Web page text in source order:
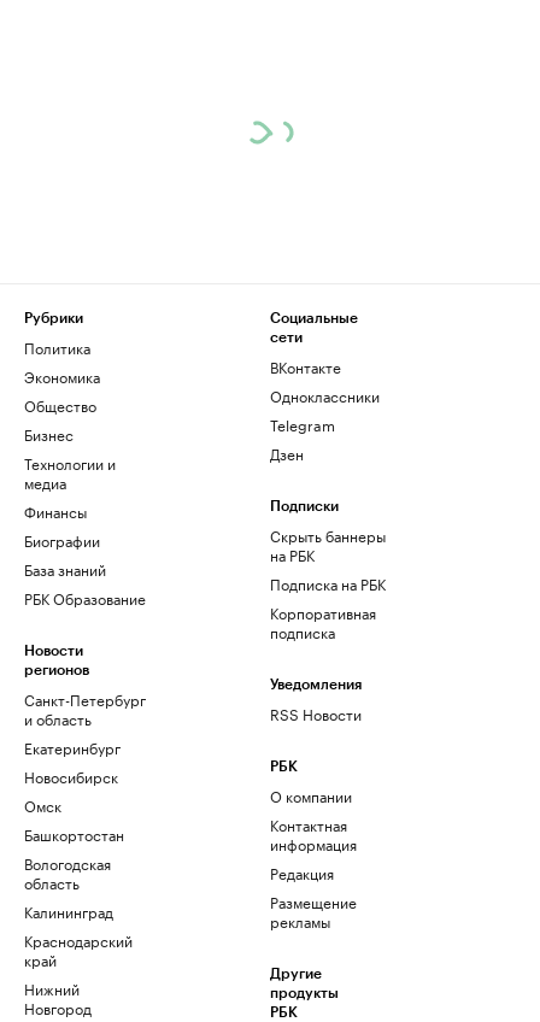
Рубрики
Политика
Экономика
Общество
Бизнес
Технологии и
медиа
Финансы
Биографии
База знаний
РБК Образование
Новости
регионов
Санкт-Петербург
и область
Екатеринбург
Новосибирск
Омск
Башкортостан
Вологодская
область
Калининград
Краснодарский
край
Нижний
Новгород
Социальные
сети
ВКонтакте
Одноклассники
Telegram
Дзен
Подписки
Скрыть баннеры
на РБК
Подписка на РБК
Корпоративная
подписка
Уведомления
RSS Новости
РБК
О компании
Контактная
информация
Редакция
Размещение
рекламы
Другие
продукты
РБК